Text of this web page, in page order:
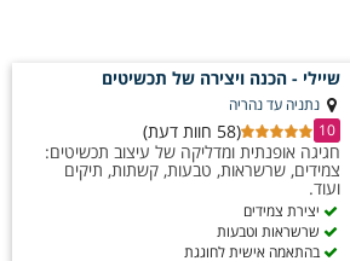
עם הדרכה סבלנית וכלים ידידותיים
יצירתית ומיוחדת שתשאיר מזכרת צבעונית ומרגשת
שיילי - הכנה ויצירה של תכשיטים
נתניה עד נהריה
10
(58 חוות דעת)
חגיגה אופנתית ומדליקה של עיצוב תכשיטים:
צמידים, שרשראות, טבעות, קשתות, תיקים
ועוד.
יצירת צמידים
שרשראות וטבעות
בהתאמה אישית לחוגגת